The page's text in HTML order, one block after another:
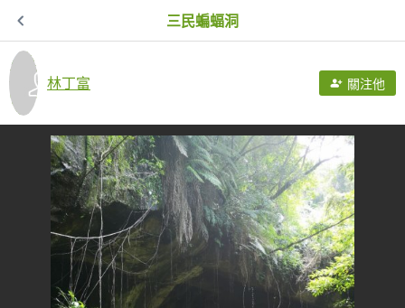
三民蝙蝠洞
林丁富 關注他